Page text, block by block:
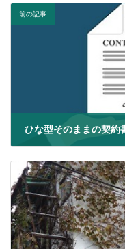
前の記事
ひな型そのままの契約